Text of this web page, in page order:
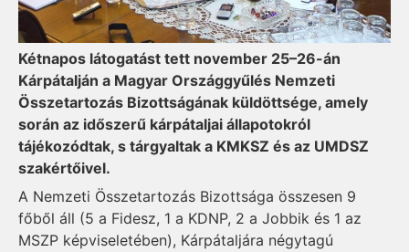
Kétnapos látogatást tett november 25–26-án
Kárpátalján a Magyar Országgyűlés Nemzeti
Összetartozás Bizottságának küldöttsége, amely
során az időszerű kárpátaljai állapotokról
tájékozódtak, s tárgyaltak a KMKSZ és az UMDSZ
szakértőivel.
A Nemzeti Összetartozás Bi­zott­sága összesen 9
főből áll (5 a Fidesz, 1 a KDNP, 2 a Jobbik és 1 az
MSZP képviseletében), Kárpátaljára négytagú